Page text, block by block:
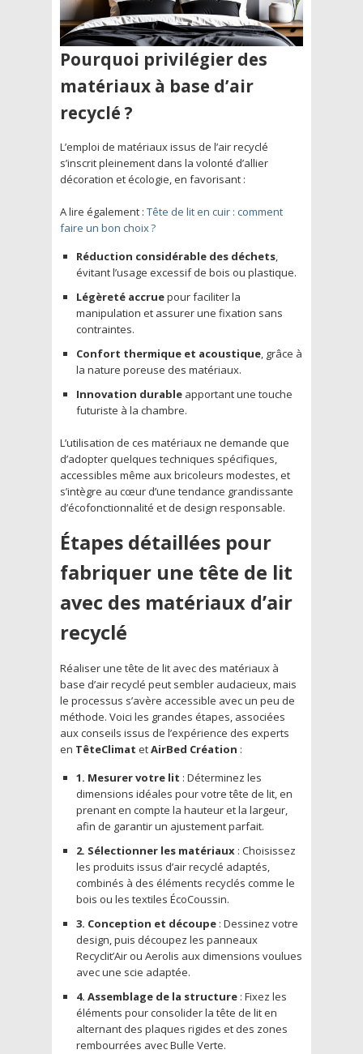
Pourquoi privilégier des
matériaux à base d’air
recyclé ?
L’emploi de matériaux issus de l’air recyclé
s’inscrit pleinement dans la volonté d’allier
décoration et écologie, en favorisant :
A lire également : Tête de lit en cuir : comment
faire un bon choix ?
Réduction considérable des déchets,
évitant l’usage excessif de bois ou plastique.
Légèreté accruepour faciliter la
manipulation et assurer une fixation sans
contraintes.
Confort thermique et acoustique, grâce à
la nature poreuse des matériaux.
Innovation durable apportant une touche
futuriste à la chambre.
L’utilisation de ces matériaux ne demande que
d’adopter quelques techniques spécifiques,
accessibles même aux bricoleurs modestes, et
s’intègre au cœur d’une tendance grandissante
d’écofonctionnalité et de design responsable.
Étapes détaillées pour
fabriquer une tête de lit
avec des matériaux d’air
recyclé
Réaliser une tête de lit avec des matériaux à
base d’air recyclé peut sembler audacieux, mais
le processus s’avère accessible avec un peu de
méthode. Voici les grandes étapes, associées
aux conseils issus de l’expérience des experts
en TêteClimat etAirBed Création :
1. Mesurer votre lit : Déterminez les
dimensions idéales pour votre tête de lit, en
prenant en compte la hauteur et la largeur,
afin de garantir un ajustement parfait.
2. Sélectionner les matériaux : Choisissez
les produits issus d’air recyclé adaptés,
combinés à des éléments recyclés comme le
bois ou les textiles ÉcoCoussin.
3. Conception et découpe : Dessinez votre
design, puis découpez les panneaux
Recyclit’Air ou Aerolis aux dimensions voulues
avec une scie adaptée.
4. Assemblage de la structure : Fixez les
éléments pour consolider la tête de lit en
alternant des plaques rigides et des zones
rembourrées avec Bulle Verte.